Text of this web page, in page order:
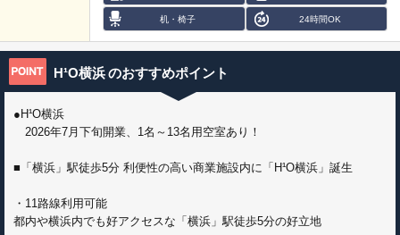
机・椅子 24時間OK
H¹O横浜のおすすめポイント
●H¹O横浜
2026年7月下旬開業、1名～13名用空室あり！
■「横浜」駅徒歩5分 利便性の高い商業施設内に「H¹O横浜」誕生
・11路線利用可能
都内や横浜内でも好アクセスな「横浜」駅徒歩5分の好立地